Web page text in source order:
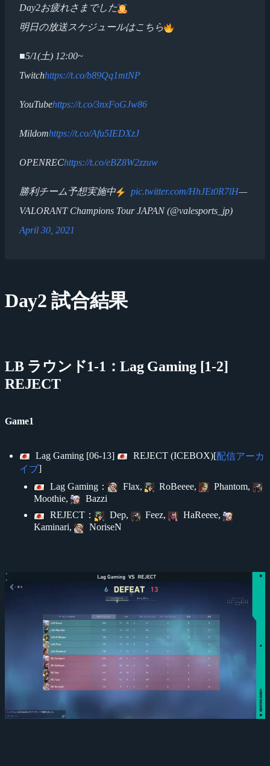
Day2お疲れさまでした
明日の放送スケジュールはこちら
■5/1(土) 12:00~
Twitchhttps://t.co/b89Qq1mtNP
YouTubehttps://t.co/3nxFoGJw86
Mildomhttps://t.co/Afu5IEDXzJ
OPENREChttps://t.co/eBZ8W2zzuw
勝利チーム予想実施中 pic.twitter.com/HhJEt0R7lH—
VALORANT Champions Tour JAPAN (@valesports_jp)
April 30, 2021
Day2 試合結果
LB ラウンド1-1：Lag Gaming [1-2]
REJECT
Game1
Lag Gaming [06-13] REJECT (ICEBOX)[配信アーカ
イブ]
Lag Gaming：
Flax, RoBeeee,
Phantom,
Moothie,
Bazzi
REJECT：
Dep, Feez,
HaReeee,
Kaminari,
NoriseN